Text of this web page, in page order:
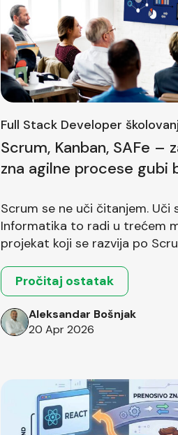
Full Stack Developer
Scrum, Kanban, SAFe –
zna agilne procese gubi
Scrum se ne uči čitanjem. Uči
Informatika to radi u trećem
projekat koji se razvija po
Pročitaj ostatak
Aleksandar Bošnjak
20 Apr 2026